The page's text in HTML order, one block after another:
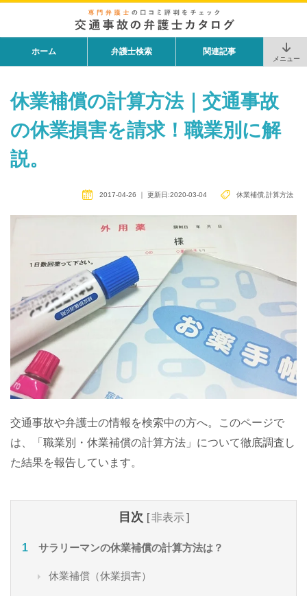
ホーム 弁護士検索 関連記事
メニュー
休業補償の計算方法｜交通事故
の休業損害を請求！職業別に解
説。
｜ 更新日:2020-03-04 休業補償 計算方法
交通事故や弁護士の情報を検索中の方へ。このページで
は、「職業別・休業補償の計算方法」について徹底調査し
た結果を報告しています。
目次 [非表示]
サラリーマンの休業補償の計算方法は？
休業補償（休業損害）